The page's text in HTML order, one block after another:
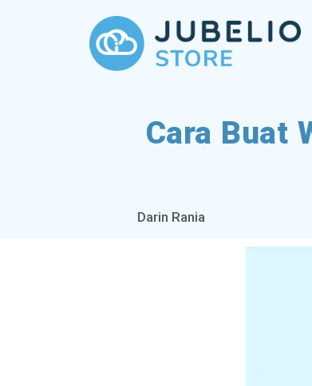
Cara Buat
Darin Rania